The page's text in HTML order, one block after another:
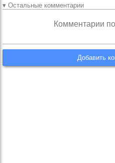
▾ Остальные комментарии
Комментарии
Добавить